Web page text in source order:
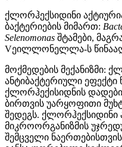
ქლორჰექსიდინი
ბაქტერიების მიმართ:
Selenomonas შტამები,
Vეილლონელლა-ს
მოქმედების მექანიზმი:
ანტიბაქტერიული ეფექტი
ქლორჰექისიდნის
ბირთვის უარყოფითი
შედეგს.
მიკროორგანიზმის
შემცველი